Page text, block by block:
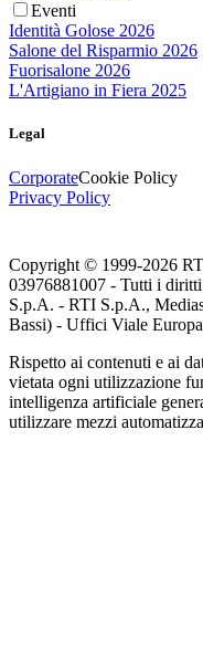
Eventi
Identità Golose 2026
Salone del Risparmio 2026
Fuorisalone 2026
L'Artigiano in Fiera 2025
Legal
CorporateCookie Policy
Privacy Policy
Copyright © 1999-2026
03976881007 - Tutti i
S.p.A. - RTI S.p.A.,
Bassi) - Uffici Viale
Rispetto ai contenuti e ai
vietata ogni utilizzazione
intelligenza artificiale
utilizzare mezzi